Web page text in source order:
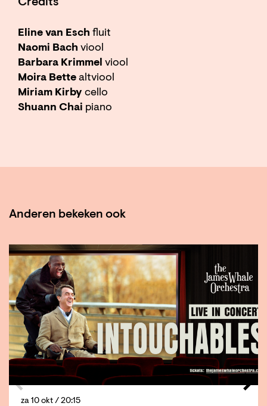
Credits
Eline van Esch fluit
Naomi Bach viool
Barbara Krimmel viool
Moira Bette altviool
Miriam Kirby cello
Shuann Chai piano
Anderen bekeken ook
za 10 okt / 20:15